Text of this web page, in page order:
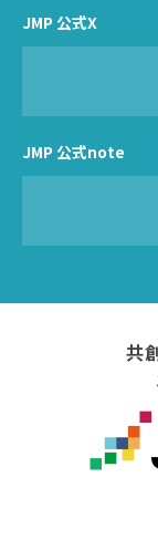
JMP 公式X
JMP 公式note
共